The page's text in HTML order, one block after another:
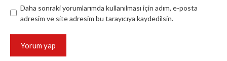
Daha sonraki yorumlarımda kullanılması için adım, e-posta
adresim ve site adresim bu tarayıcıya kaydedilsin.